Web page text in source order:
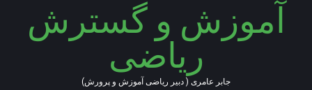
آموزش و گسترش
ریاضی
جابر عامری ( دبیر ریاضی آموزش و پرورش)